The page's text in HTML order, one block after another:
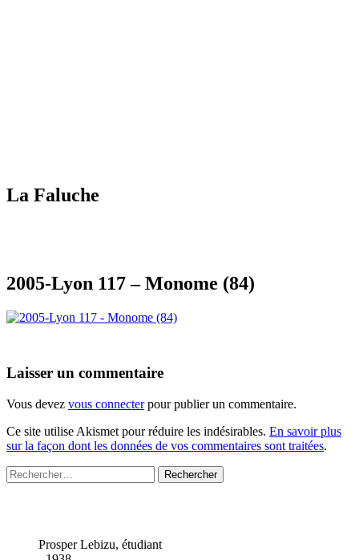
La Faluche
2005-Lyon 117 – Monome (84)
Laisser un commentaire
Vous devez vous connecterpour publier un commentaire.
Ce site utilise Akismet pour réduire les indésirables. En savoir plus
sur la façon dont les données de vos commentaires sont traitées.
Rechercher :
Prosper Lebizu, étudiant